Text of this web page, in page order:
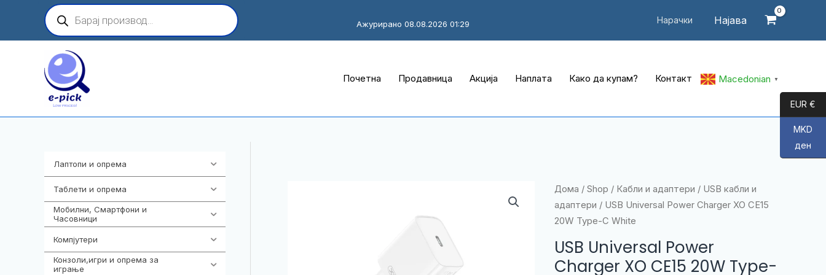
content
Products
search
Нарачки Најава
Ажурирано 08.08.2026 01:29
Почетна Продавница Акција Наплата Како да купам? Контакт Macedonian ▼
Лаптопи и опрема
Таблети и опрема
Мобилни, Смартфони и
Часовници
Компјутери
Конзоли,игри и опрема за
играње
Дома / Shop / Кабли и адаптери / USB кабли и
адаптери / USB Universal Power Charger XO CE15
20W Type-C White
USB Universal Power
Charger XO CE15 20W Type-
EUR €
MKD
ден